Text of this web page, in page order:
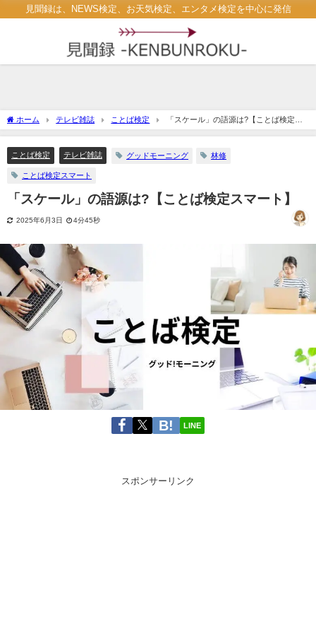
見聞録は、NEWS検定、お天気検定、エンタメ検定を中心に発信
ホーム テレビ雑誌 ことば検定
「スケール」の語源は?【ことば検定ス
マート】
ことば検定 テレビ雑誌 グッドモーニング 林修
ことば検定スマート
「スケール」の語源は?【ことば検定スマート】
2025年6月3日 4分45秒
LINE
スポンサーリンク